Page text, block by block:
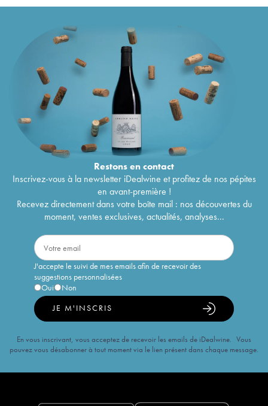
Restons encontact
Inscrivez-vous à la newsletter iDealwine et profitez de nos pépites
en avant-première !
Recevez directement dans votre boîte mail : nos découvertes du
moment, ventes exclusives, actualités, analyses...
J'accepte le suivi de mes emails afin de recevoir des
suggestions personnalisées
Oui
Non
JE M'INSCRIS
En vous inscrivant, vous acceptez de recevoir les emails de iDealwine. Vous
pouvez vous désabonner à tout moment via le lien présent dans chaque message.